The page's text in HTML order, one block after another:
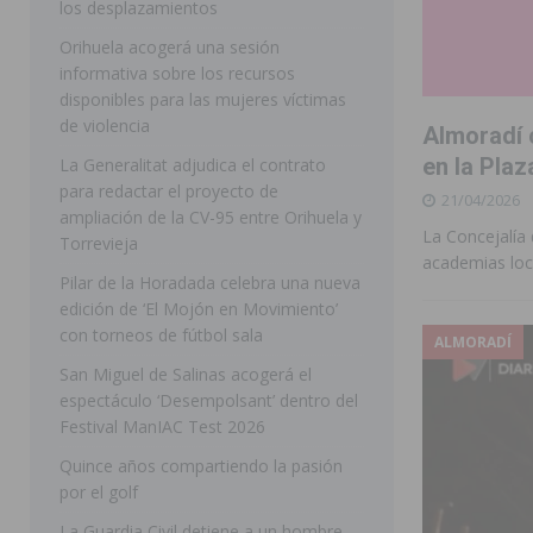
ROJALES
[ 05/08/2026 ] Bigastro celebra hoy el tercer día de
[ 05/08/2026 ] El pulso urbano de JC Reyes
[ 04/08/2026 ] Incendio de matorrales en Albatera
Los Montesinos clausura con éxito el
Programa Integra
MONTESINOS
[ 05/08/2026 ]
Orihuela ultima diferentes soluciones
[ 05/08/2026 ] Torrevieja presenta su programación
Sanidad Orihuela llama a observar el
los desplazamientos
[ 05/08/2026 ]
Orihuela acogerá una sesión
Almoradí
en la
21/04/2026
La
academias
ALMORADÍ
los desplazamientos
Orihuela acogerá una sesión
informativa sobre los recursos
disponibles para las mujeres víctimas
de violencia
La Generalitat adjudica el contrato
para redactar el proyecto de
ampliación de la CV-95 entre Orihuela y
Torrevieja
Pilar de la Horadada celebra una nueva
edición de ‘El Mojón en Movimiento’
con torneos de fútbol sala
San Miguel de Salinas acogerá el
espectáculo ‘Desempolsant’ dentro del
Festival ManIAC Test 2026
Quince años compartiendo la pasión
por el golf